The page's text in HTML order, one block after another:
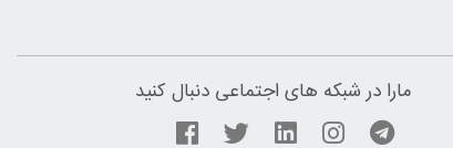
مارا در شبکه های اجتماعی دنبال کنید